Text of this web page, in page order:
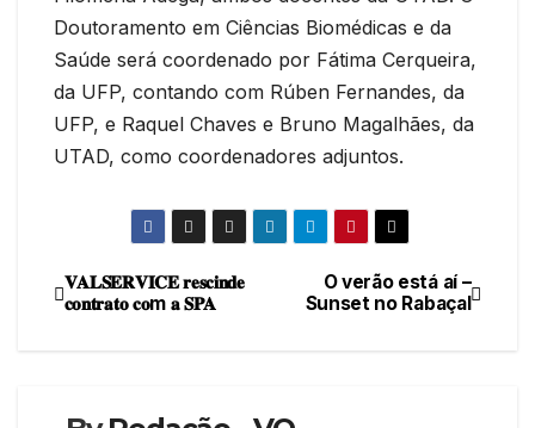
Doutoramento em Ciências Biomédicas e da
Saúde será coordenado por Fátima Cerqueira,
da UFP, contando com Rúben Fernandes, da
UFP, e Raquel Chaves e Bruno Magalhães, da
UTAD, como coordenadores adjuntos.
Navegação
O verão está aí –
Sunset no Rabaçal
𝐕𝐀𝐋𝐒𝐄𝐑𝐕𝐈𝐂𝐄 𝐫𝐞𝐬𝐜𝐢𝐧𝐝𝐞
𝐜𝐨𝐧𝐭𝐫𝐚𝐭𝐨 𝐜𝐨m 𝐚 𝐒𝐏𝐀